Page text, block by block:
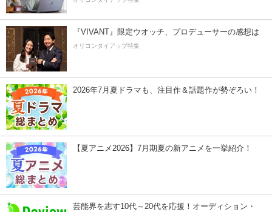
『VIVANT』限定ウオッチ、プロデューサーの感想は
オリコンタイアップ特集
2026年7月夏ドラマも、注目作＆話題作が勢ぞろい！
【夏アニメ2026】7月期夏の新アニメを一挙紹介！
芸能界を志す10代～20代を応援！オーディション・